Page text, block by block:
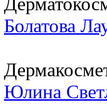
Болатова
Юлина